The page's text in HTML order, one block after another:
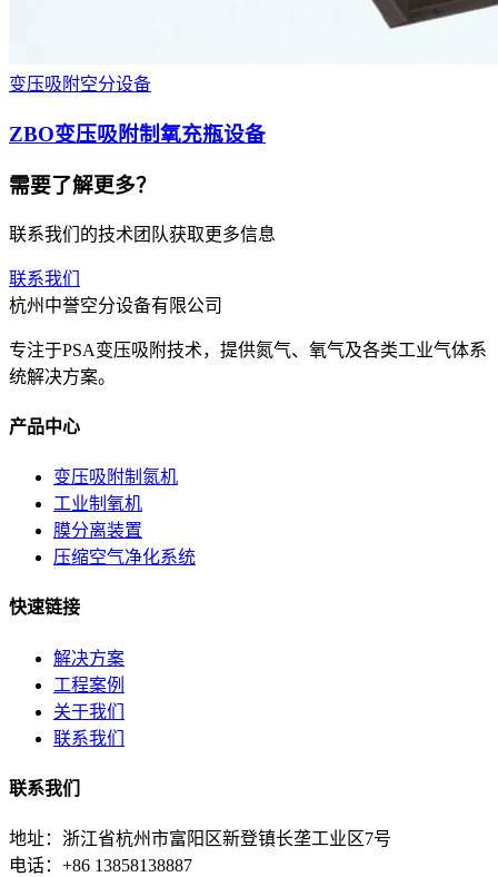
变压吸附空分设备
ZBO变压吸附制氧充瓶设备
需要了解更多？
联系我们的技术团队获取更多信息
联系我们
杭州中誉空分设备有限公司
专注于PSA变压吸附技术，提供氮气、氧气及各类工业气体系
统解决方案。
产品中心
变压吸附制氮机
工业制氧机
膜分离装置
压缩空气净化系统
快速链接
解决方案
工程案例
关于我们
联系我们
联系我们
地址：浙江省杭州市富阳区新登镇长垄工业区7号
电话：+86 13858138887